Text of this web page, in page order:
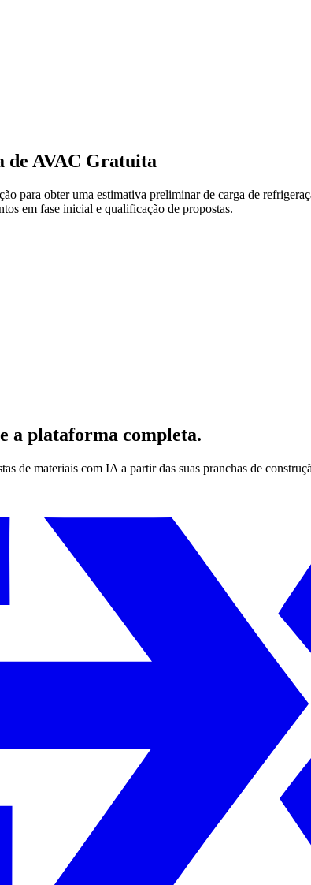
de AVAC Gratuita
para obter uma estimativa preliminar de carga de
em fase inicial e qualificação de propostas.
a plataforma completa.
de materiais com IA a partir das suas pranchas de